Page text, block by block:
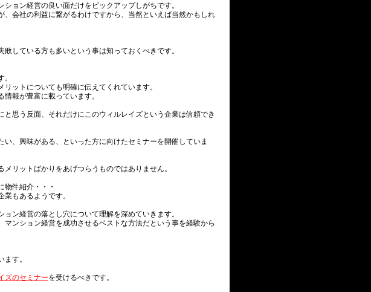
ョン経営の良い面だけをピックアップしがちです。
、会社の利益に繋がるわけですから、当然といえば当然かもしれ
している方も多いという事は知っておくべきです。
ットについても明確に伝えてくれています。
報が豊富に載っています。
思う反面、それだけにこのウィルレイズという企業は信頼でき
、興味がある、といった方に向けたセミナーを開催していま
リットばかりをあげつらうものではありません。
物件紹介・・・
もあるようです。
ン経営の落とし穴について理解を深めていきます。
ンション経営を成功させるベストな方法だという事を経験から
す。
ズのセミナーを受けるべきです。